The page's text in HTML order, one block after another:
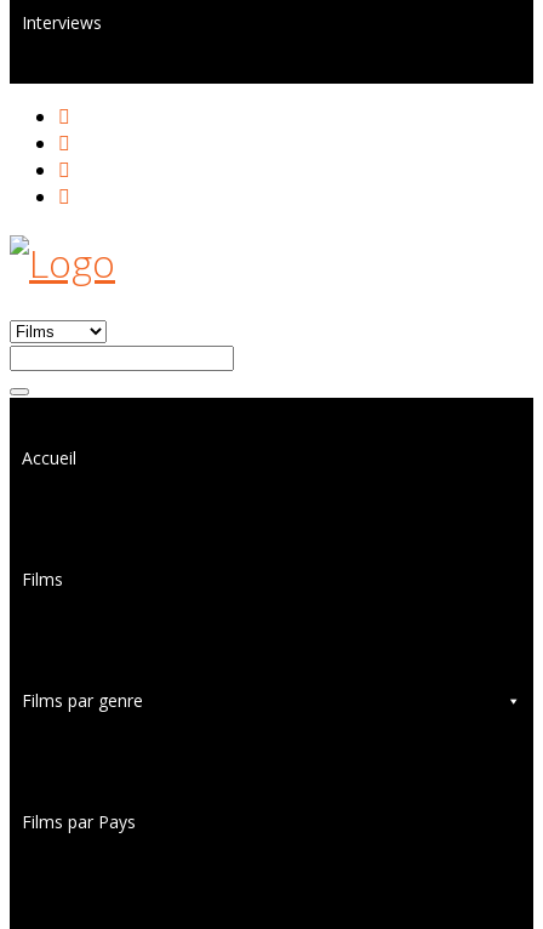
Interviews
Accueil
Films
Films par genre
Films par Pays